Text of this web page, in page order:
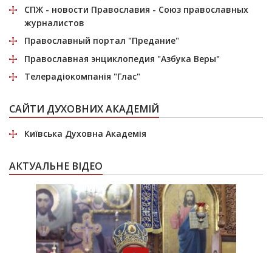
СПЖ - новости Православия - Союз православных
журналистов
Православный портал "Предание"
Православная энциклопедия "Азбука Веры"
Телерадіокомпанія "Глас"
САЙТИ ДУХОВНИХ АКАДЕМІЙ
Київська Духовна Академія
АКТУАЛЬНЕ ВІДЕО